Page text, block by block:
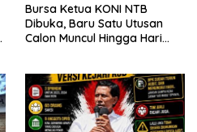
Bursa Ketua KONI NTB
Dibuka, Baru Satu Utusan
Calon Muncul Hingga Hari